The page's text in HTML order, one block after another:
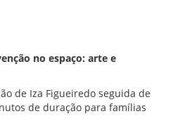
no espaço: arte e
de Iza Figueiredo seguida de
de duração para famílias